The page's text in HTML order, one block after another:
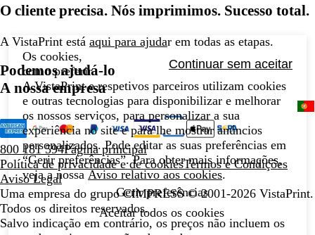
O cliente precisa. Nós imprimimos. Sucesso total.
A VistaPrint está aqui para ajudar em todas as etapas.
Podemos ajudá-lo
A nossa empresa
800 181 594Página principal
Política de privacidade e de cookiesTermos e Condições
Aviso Legal
Uma empresa do grupo CIMPRESS© 2001-2026 VistaPrint.
Todos os direitos reservados.
Salvo indicação em contrário, os preços não incluem os
Os cookies,
como preferir.
Continuar sem aceitar
A VistaPrint e respetivos parceiros utilizam cookies
e outras tecnologias para disponibilizar e melhorar
os nossos serviços, para personalizar a sua
experiência no site e para lhe mostrar anúncios
personalizados. Pode editar as suas preferências em
“Gerir preferências”. Para obter mais informações,
veja a nossa Aviso relativo aos cookies.
Gerir preferências
Aceitar todos os cookies